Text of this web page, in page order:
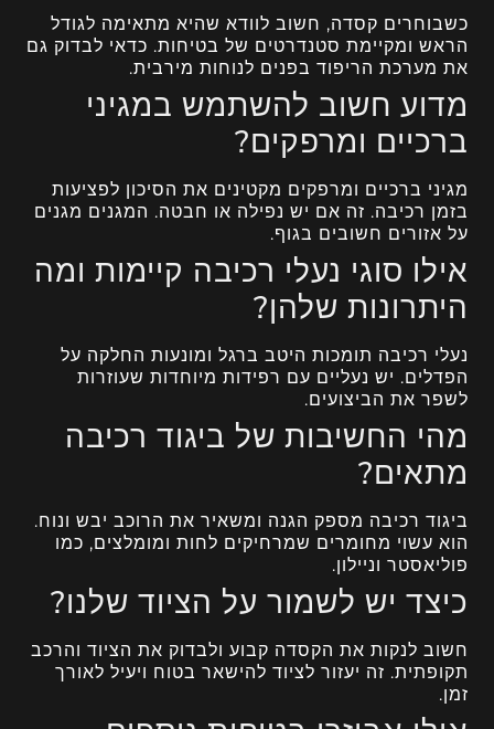
כשבוחרים קסדה, חשוב לוודא שהיא מתאימה לגודל
הראש ומקיימת סטנדרטים של בטיחות. כדאי לבדוק גם
את מערכת הריפוד בפנים לנוחות מירבית.
מדוע חשוב להשתמש במגיני
ברכיים ומרפקים?
מגיני ברכיים ומרפקים מקטינים את הסיכון לפציעות
בזמן רכיבה. זה אם יש נפילה או חבטה. המגנים מגנים
על אזורים חשובים בגוף.
אילו סוגי נעלי רכיבה קיימות ומה
היתרונות שלהן?
נעלי רכיבה תומכות היטב ברגל ומונעות החלקה על
הפדלים. יש נעליים עם רפידות מיוחדות שעוזרות
לשפר את הביצועים.
מהי החשיבות של ביגוד רכיבה
מתאים?
ביגוד רכיבה מספק הגנה ומשאיר את הרוכב יבש ונוח.
הוא עשוי מחומרים שמרחיקים לחות ומומלצים, כמו
פוליאסטר וניילון.
כיצד יש לשמור על הציוד שלנו?
חשוב לנקות את הקסדה קבוע ולבדוק את הציוד והרכב
תקופתית. זה יעזור לציוד להישאר בטוח ויעיל לאורך
זמן.